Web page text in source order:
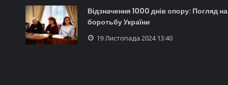
Відзначення 1000 днів опору: Погляд на
боротьбу України
19 Листопада 2024 13:40